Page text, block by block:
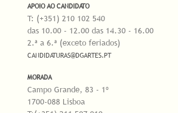
APOIO AO CANDIDATO
T: (+351) 210 102 540
das 10.00 - 12.00 das 14.30 - 16.00
2.ª a 6.ª (exceto feriados)
CANDIDATURAS@DGARTES.PT
MORADA
Campo Grande, 83 - 1º
1700-088 Lisboa